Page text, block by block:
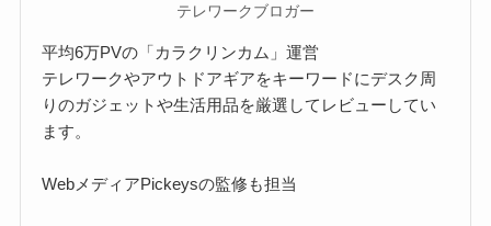
テレワークブロガー
平均6万PVの「カラクリンカム」運営
テレワークやアウトドアギアをキーワードにデスク周
りのガジェットや生活用品を厳選してレビューしてい
ます。
WebメディアPickeysの監修 も担当